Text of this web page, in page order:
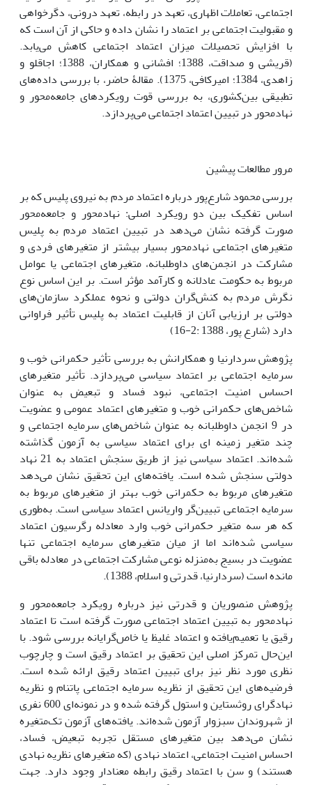
اجتماعی، تعاملات اظهاری، تعهد در رابطه، تعهد درونی، دگرخواهی
و مقبولیت اجتماعی بر اعتماد را نشان داده و حاکی از آن است که
با افزایش تحصیلات میزان اعتماد اجتماعی کاهش می‌یابد.
(قریشی و صداقت، 1388؛ افشانی و همکاران، 1388؛ اجاقلو و
زاهدی، 1384؛ امیرکافی، 1375). مقالۀ حاضر، با بررسی داده‌های
تطبیقی بین‌کشوری، به بررسی قوت رویکردهای جامعه‌محور و
نهادمحور در تبیین اعتماد اجتماعی می‌پردازد.
مرور مطالعات پیشین
بررسی محمود شارع‌پور درباره‌ اعتماد مردم به نیروی پلیس که بر
اساس تفکیک بین دو رویکرد اصلی: نهادمحور و جامعه‌محور
صورت گرفته نشان می‌دهد در تبیین اعتماد مردم به پلیس
متغیرهای اجتماعی نهادمحور بسیار بیشتر از متغیرهای فردی و
مشارکت در انجمن‌های داوطلبانه، متغیرهای اجتماعی یا عوامل
مربوط به حکومت عادلانه و کارآمد مؤثر است. بر این اساس نوع
نگرش مردم به کنش‌گران دولتی و نحوه عملکرد سازمان‌های
دولتی بر ارزیابی آنان از قابلیت اعتماد به پلیس تأثیر فراوانی
دارد (شارع پور، 1388 :2-16)
پژوهش سردارنیا و همکارانش به بررسی تأثیر حکمرانی خوب و
سرمایه اجتماعی بر اعتماد سیاسی می‌پردازد. تأثیر متغیرهای
احساس امنیت اجتماعی، نبود فساد و تبعیض به عنوان
شاخص‌های حکمرانی خوب و متغیرهای اعتماد عمومی و عضویت
در 9 انجمن داوطلبانه به عنوان شاخص‌های سرمایه اجتماعی و
چند متغیر زمینه ای برای اعتماد سیاسی به آزمون گذاشته
شده‌اند. اعتماد سیاسی نیز از طریق سنجش اعتماد به 21 نهاد
دولتی سنجش شده است. یافته‌های این تحقیق نشان می‌دهد
متغیرهای مربوط به حکمرانی خوب بهتر از متغیرهای مربوط به
سرمایه اجتماعی تبیین‌گر واریانس اعتماد سیاسی است. به‌طوری
که هر سه متغیر حکمرانی خوب وارد معادله رگرسیون اعتماد
سیاسی شده‌اند اما از میان متغیرهای سرمایه اجتماعی تنها
عضویت در بسیج به‌منزله‌ نوعی مشارکت اجتماعی در معادله باقی
مانده است (سردارنیا، قدرتی و اسلام، 1388).
پژوهش منصوریان و قدرتی نیز درباره‌ رویکرد جامعه‌محور و
نهادمحور به تبیین اعتماد اجتماعی صورت گرفته است تا اعتماد
رقیق یا تعمیم‌یافته و اعتماد غلیظ یا خاص‌گرایانه بررسی شود. با
این‌حال تمرکز اصلی این تحقیق بر اعتماد رقیق است و چارچوب
نظری مورد نظر نیز برای تبیین اعتماد رقیق ارائه شده است.
فرضیه‌های این تحقیق از نظریه سرمایه اجتماعی پاتنام و نظریه
نهادگرای روثستاین و استول گرفته شده و در نمونه‌ای 600 نفری
از شهروندان سبزوار آزمون شده‌اند. یافته‌های آزمون تک‌متغیره
نشان می‌دهد بین متغیرهای مستقل تجربه تبعیض، فساد،
احساس امنیت اجتماعی، اعتماد نهادی (که متغیرهای نظریه نهادی
هستند) و سن با اعتماد رقیق رابطه معنادار وجود دارد. جهت